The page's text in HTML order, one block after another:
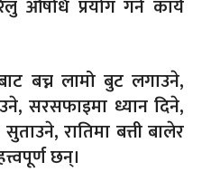
औषधि प्रयोग गर्ने कार्य
बच्न लामो बुट लगाउने,
सरसफाइमा ध्यान दिने,
रातिमा बत्ती बालेर
छन्।